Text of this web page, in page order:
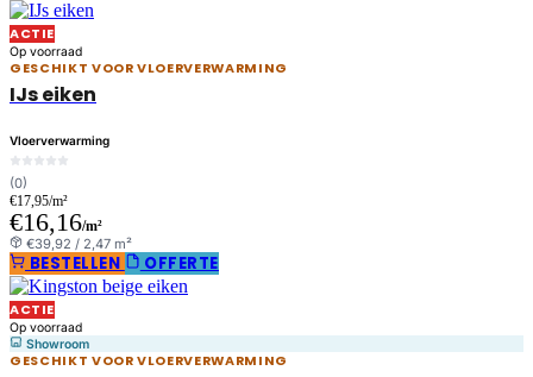
ACTIE
Op voorraad
GESCHIKT VOOR VLOERVERWARMING
IJs eiken
Vloerverwarming
(0)
€17,95/m²
€16,16/m²
€39,92 / 2,47 m²
BESTELLEN OFFERTE
ACTIE
Op voorraad
Showroom
GESCHIKT VOOR VLOERVERWARMING